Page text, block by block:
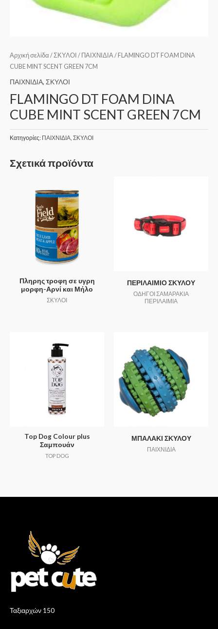
Αρχική σελίδα /ΣΚΥΛΟΙ / ΠΑΙΧΝΙΔΙΑ/ FLAMINGO DT FOAM DINA
CUBE MINT SCENT GREEN 7CM
ΠΑΙΧΝΙΔΙΑ, ΣΚΥΛΟΙ
FLAMINGO DT FOAM DINA
CUBE MINT SCENT GREEN 7CM
Κατηγορίες: ΠΑΙΧΝΙΔΙΑ, ΣΚΥΛΟΙ
Σχετικά προϊόντα
Πληρης τροφη σε υγρη
μορφη-Αρνί και Μήλο
ΣΚΥΛΟΙ
ΠΕΡΙΛΑΙΜΙΟ ΣΚΥΛΟΥ
ΟΔΗΓΟΙ ΣΑΜΑΡΑΚΙΑ
ΠΕΡΙΛΑΙΜΙΑ
Top Dog Colour plus
Σαμπουάν
TOP DOG
ΜΠΑΛΑΚΙ ΣΚΥΛΟΥ
ΠΑΙΧΝΙΔΙΑ
Ταξιαρχών 150